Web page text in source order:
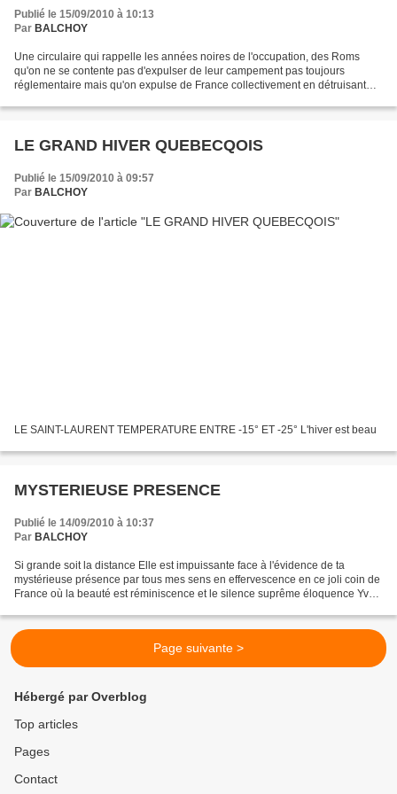
DESHONORENT LEUR BEAU PAYS
Publié le 15/09/2010 à 10:13
Par BALCHOY
Une circulaire qui rappelle les années noires de l'occupation, des Roms
qu'on ne se contente pas d'expulser de leur campement pas toujours
réglementaire mais qu'on expulse de France collectivement en détruisant
LE GRAND HIVER QUEBECQOIS
Publié le 15/09/2010 à 09:57
Par BALCHOY
LE SAINT-LAURENT TEMPERATURE ENTRE -15° ET -25° L'hiver est beau
MYSTERIEUSE PRESENCE
Publié le 14/09/2010 à 10:37
Par BALCHOY
Si grande soit la distance Elle est impuissante face à l'évidence de ta
mystérieuse présence par tous mes sens en effervescence en ce joli coin de
France où la beauté est réminiscence et le silence suprême éloquence Yvan
Page suivante >
Hébergé par Overblog
Top articles
Pages
Contact